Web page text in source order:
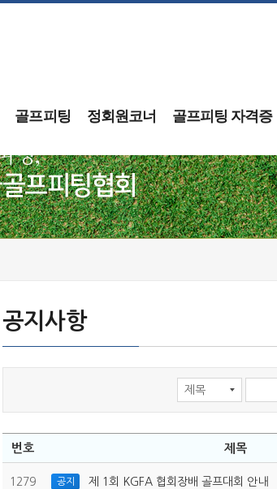
골프피팅 정회원코너 골프피팅 자격증
공지사항
번호 제목
1279 공지 제 1회 KGFA 협회장배 골프대회 안내